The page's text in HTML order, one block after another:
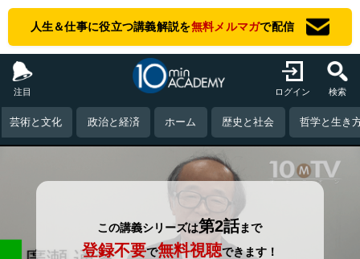
人生＆仕事に役立つ講義解説を無料メルマガで配信
注目 ログイン 検索
芸術と文化 政治と経済 ホーム 歴史と社会 哲学と生き
この講義シリーズは第2話まで
登録不要で無料視聴できます！